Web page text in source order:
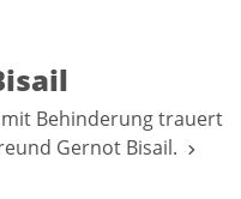
Behinderung trauert
Gernot Bisail.